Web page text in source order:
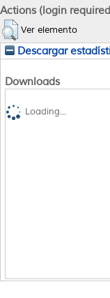
Actions (login
Ver elemento
Descargar
Downloads
Loading...